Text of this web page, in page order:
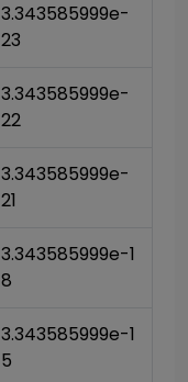
3.343585999e-
23
3.343585999e-
22
3.343585999e-
21
3.343585999e-1
8
3.343585999e-1
5